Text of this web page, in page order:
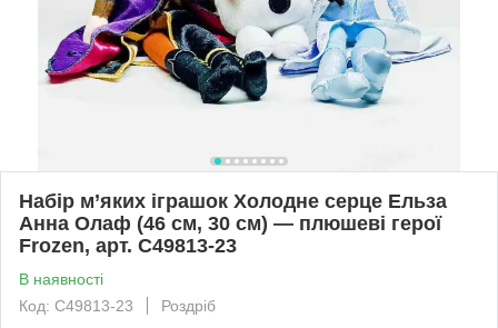
Набір м’яких іграшок Холодне серце Ельза
Анна Олаф (46 см, 30 см) — плюшеві герої
Frozen, арт. C49813-23
В наявності
Код: C49813-23
Роздріб